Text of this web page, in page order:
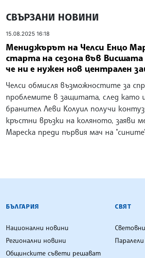
СВЪРЗАНИ НОВИНИ
15.08.2025 16:18
Мениджърът на Челси Енцо
старта на сезона във Висшата
че ни е нужен нов централен
Челси обмисля възможностите за
проблемите в защитата, след като
бранител Леви Колуил получи
кръстни връзки на коляното, заяви
Мареска преди първия мач на
БЪЛГАРСКА
БЪЛГАРИЯ
Национални новини
Регионални новини
Общинските съвети решават
СВЯТ
Паралели